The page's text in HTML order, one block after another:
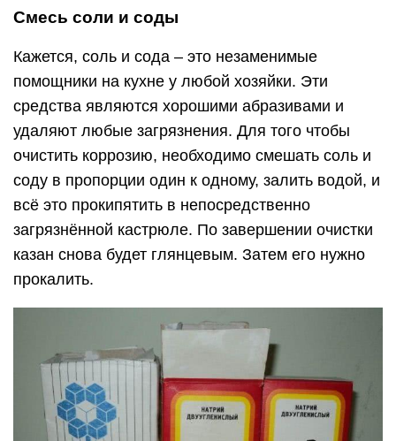
Смесь соли и соды
Кажется, соль и сода – это незаменимые
помощники на кухне у любой хозяйки. Эти
средства являются хорошими абразивами и
удаляют любые загрязнения. Для того чтобы
очистить коррозию, необходимо смешать соль и
соду в пропорции один к одному, залить водой, и
всё это прокипятить в непосредственно
загрязнённой кастрюле. По завершении очистки
казан снова будет глянцевым. Затем его нужно
прокалить.